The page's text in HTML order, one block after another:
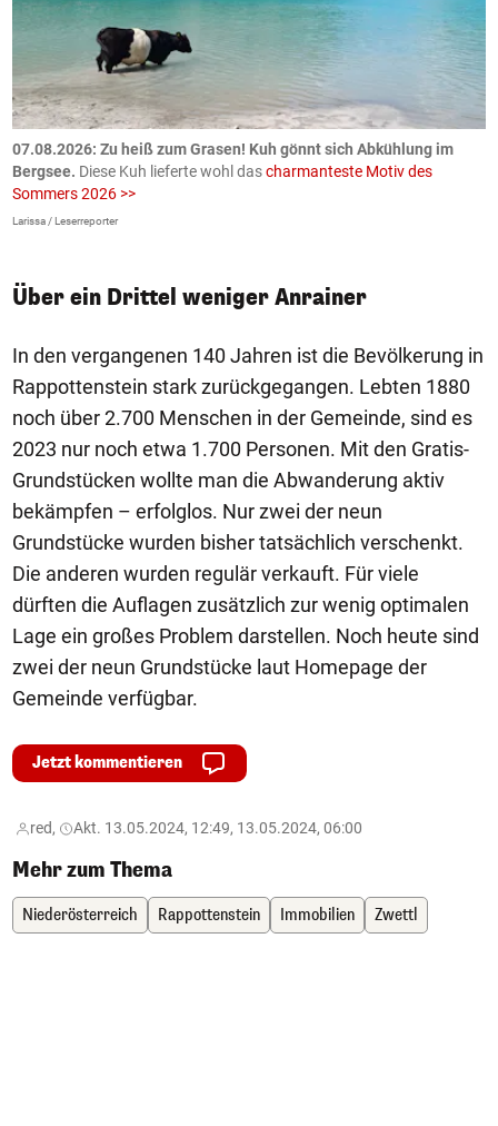
07.08.2026: Zu heiß zum Grasen! Kuh gönnt sich Abkühlung im
Bergsee. Diese Kuh lieferte wohl dascharmanteste Motiv des
Sommers 2026 >>
Larissa / Leserreporter
Über ein Drittel weniger Anrainer
In den vergangenen 140 Jahren ist die Bevölkerung in
Rappottenstein stark zurückgegangen. Lebten 1880
noch über 2.700 Menschen in der Gemeinde, sind es
2023 nur noch etwa 1.700 Personen. Mit den Gratis-
Grundstücken wollte man die Abwanderung aktiv
bekämpfen – erfolglos. Nur zwei der neun
Grundstücke wurden bisher tatsächlich verschenkt.
Die anderen wurden regulär verkauft. Für viele
dürften die Auflagen zusätzlich zur wenig optimalen
Lage ein großes Problem darstellen. Noch heute sind
zwei der neun Grundstücke laut Homepage der
Gemeinde verfügbar.
Jetzt kommentieren
red, Akt. 13.05.2024, 12:49, 13.05.2024, 06:00
Mehr zum Thema
Niederösterreich Rappottenstein Immobilien Zwettl